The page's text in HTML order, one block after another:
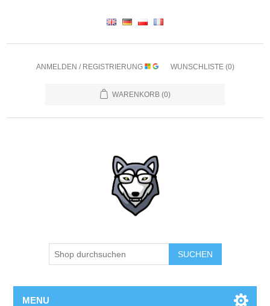
ANMELDEN / REGISTRIERUNG WUNSCHLISTE (0)
WARENKORB (0)
SUCHEN
MENU